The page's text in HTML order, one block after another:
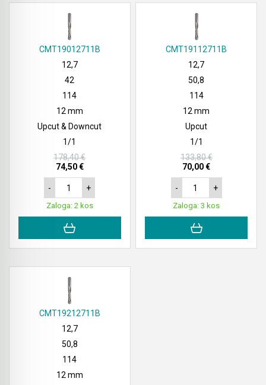
CMT19012711B
12,7
42
114
12 mm
Upcut & Downcut
1/1
178,40 €
74,50 €
- +
Zaloga: 2 kos
CMT19112711B
12,7
50,8
114
12 mm
Upcut
1/1
133,80 €
70,00 €
- +
Zaloga: 3 kos
CMT19212711B
12,7
50,8
114
12 mm